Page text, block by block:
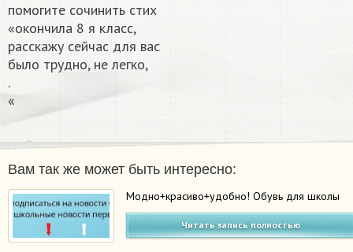
помогите сочинить стих
«окончила 8 я класс,
расскажу сейчас для вас
было трудно, не легко,
.
«
Вам так же может быть интересно:
Модно+красиво+удобно! Обувь для школы
Читать запись полностью